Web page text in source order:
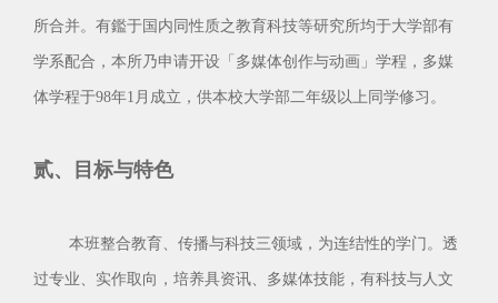
所合并。有鑑于国内同性质之教育科技等研究所均于大学部有
学系配合，本所乃申请开设「多媒体创作与动画」学程，多媒
体学程于98年1月成立，供本校大学部二年级以上同学修习。
贰、目标与特色
本班整合教育、传播与科技三领域，为连结性的学门。透
过专业、实作取向，培养具资讯、多媒体技能，有科技与人文